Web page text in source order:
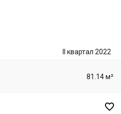
II квартал 2022
81.14 м²
